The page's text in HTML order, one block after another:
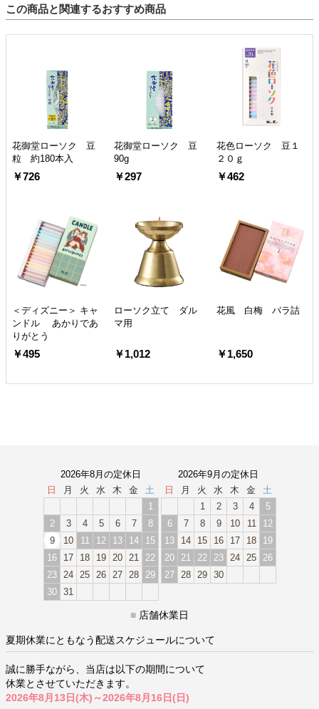
この商品と関連するおすすめ商品
花御堂ローソク 豆
粒 約180本入
￥726
花御堂ローソク 豆
90g
￥297
花色ローソク 豆１
２０ｇ
￥462
＜ディズニー＞ キャ
ンドル あかりであ
りがとう
￥495
ローソク立て ダル
マ用
￥1,012
花風 白梅 バラ詰
￥1,650
2026年8月の定休日
日
月 火 水 木 金
土
1
2
3 4 5 6 7
8
9
10 11 12 13 14
15
16
17 18 19 20 21
22
23
24 25 26 27 28
29
30 31
2026年9月の定休日
日
月 火 水 木 金
土
1
2 3 4
5
6
7 8 9 10 11
12
13
14 15 16 17 18
19
20
21 22 23 24 25
26
27
28 29 30
■ 店舗休業日
夏期休業にともなう配送スケジュールについて
誠に勝手ながら、当店は以下の期間について
休業とさせていただきます。
2026年8月13日(木)～2026年8月16日(日)